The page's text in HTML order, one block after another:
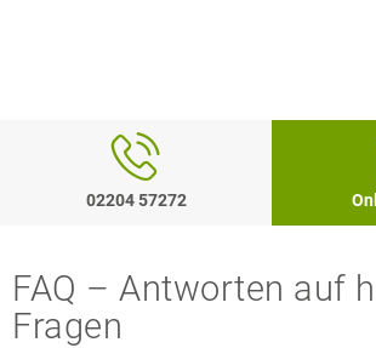
02204 57272
FAQ – Antworten auf
Fragen